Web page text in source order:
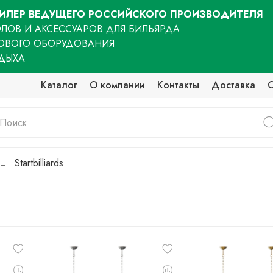
ВЕДУЩЕГО РОССИЙСКОГО ПРОИЗВОДИТЕЛЯ
И АКСЕССУАРОВ ДЛЯ БИЛЬЯРДА
ОБОРУДОВАНИЯ
Каталог
О компании Контакты Доставка
Startbilliards